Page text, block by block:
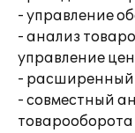
- управление
- анализ
управление
- расширенный
- совместный